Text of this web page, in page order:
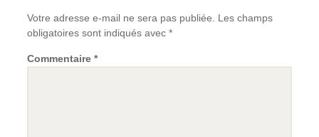
Votre adresse e-mail ne sera pas publiée. Les champs
obligatoires sont indiqués avec *
Commentaire *